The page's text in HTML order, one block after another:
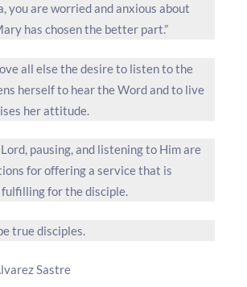
you are worried and anxious about
has chosen the better part.”
all else the desire to listen to the
herself to hear the Word and to live
her attitude.
pausing, and listening to Him are
for offering a service that is
fulfilling for the disciple.
true disciples.
Sastre